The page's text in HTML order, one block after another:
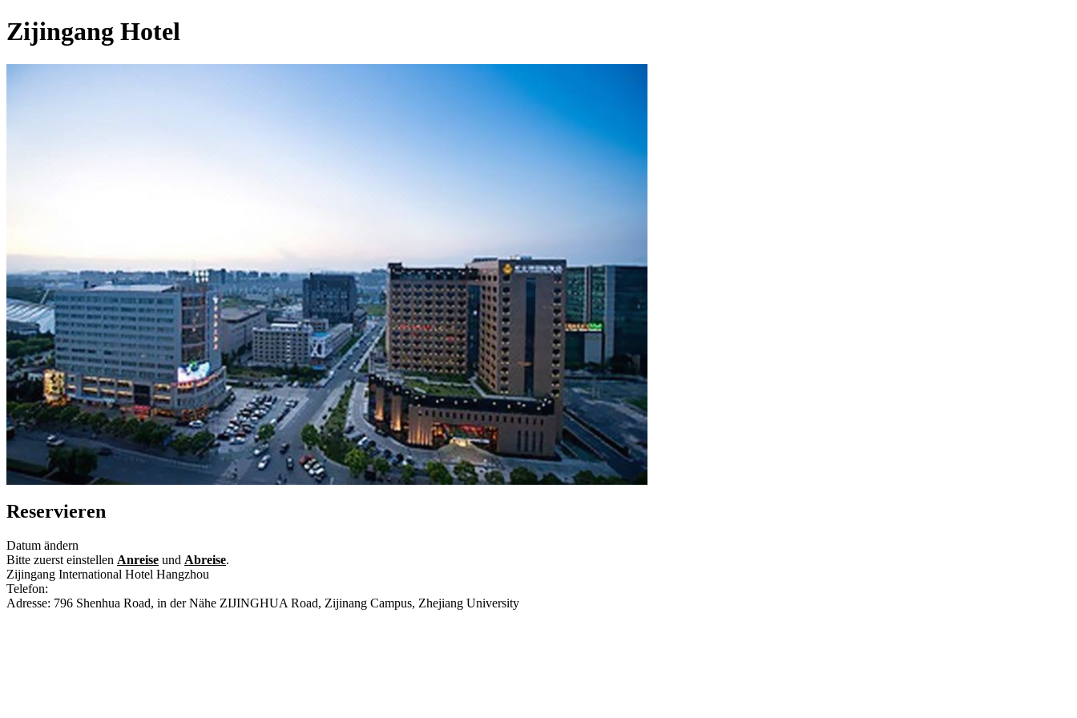
Zijingang Hotel
Reservieren
Datum ändern
Bitte zuerst einstellen Anreise und Abreise.
Zijingang International Hotel Hangzhou
Telefon:
Adresse: 796 Shenhua Road, in der Nähe ZIJINGHUA Road, Zijinang Campus, Zhejiang University